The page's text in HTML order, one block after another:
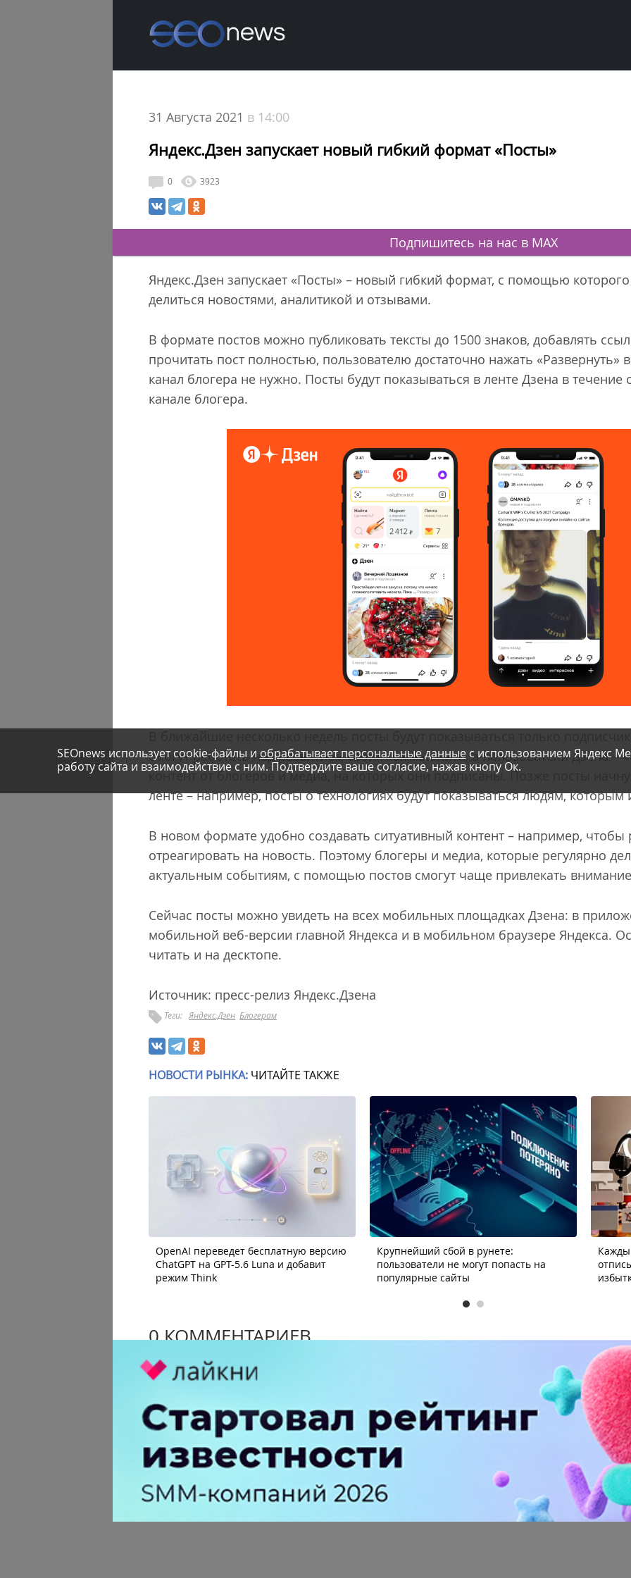
31 Августа 2021 в 14:00
Яндекс.Дзен запускает новый гибкий формат «Посты»
0 3923
Подпишитесь на нас в MAX
Яндекс.Дзен запускает «Посты» – новый гибкий формат, с помощью
делиться новостями, аналитикой и отзывами.
В формате постов можно публиковать тексты до 1500 знаков, добавлять
прочитать пост полностью, пользователю достаточно нажать «Развернуть»
канал блогера не нужно. Посты будут показываться в ленте Дзена в течение
канале блогера.
смогут работать над развитием своих коммьюнити, а пользователи Дзена –
контент от блогеров и медиа, на которых они подписаны. Позже посты
ленте – например, посты о технологиях будут показываться людям, которым
В новом формате удобно создавать ситуативный контент – например, чтобы
отреагировать на новость. Поэтому блогеры и медиа, которые регулярно
актуальным событиям, с помощью постов смогут чаще привлекать
Сейчас посты можно увидеть на всех мобильных площадках Дзена: в
мобильной веб-версии главной Яндекса и в мобильном браузере Яндекса.
читать и на десктопе.
Источник: пресс-релиз Яндекс.Дзена
Теги: Яндекс.Дзен Блогерам
SEOnews использует cookie-файлы и обрабатывает персональные данныес использованием Яндекс
работу сайта и взаимодействие с ним. Подтвердите ваше согласие, нажав кнопу Ок.
НОВОСТИ РЫНКА: ЧИТАЙТЕ ТАКЖЕ
OpenAI переведет бесплатную версию
ChatGPT на GPT-5.6 Luna и добавит
режим Think
Крупнейший сбой в рунете:
пользователи не могут попасть на
популярные сайты
0 КОММЕНТАРИЕВ